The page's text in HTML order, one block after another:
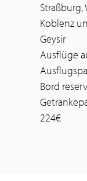
Straßburg,
Koblenz
Geysir
Ausflüge
Bord
224€